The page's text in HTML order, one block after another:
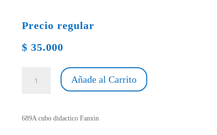
Precio regular
$ 35.000
cubo
cantidad
Añade al Carrito
689A cubo didactico Fanxin